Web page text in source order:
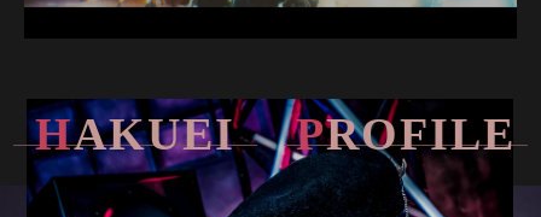
HAKUEI PROFILE